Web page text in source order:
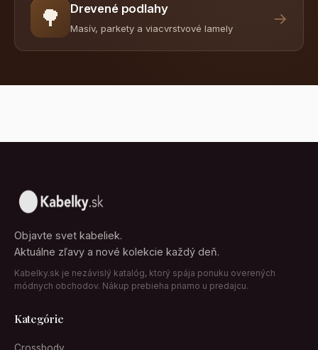
🌳 Drevené podlahy
Masív, parkety a viacvrstvové lamely
→
Objavte svet kabeliek.
Aktuálne zľavy a nové kolekcie každý deň.
Kabelky.sk je nezávislý katalóg, ktorý spája ponuku overených
módnych obchodov. Nákup prebieha priamo u predajcu.
Kategórie